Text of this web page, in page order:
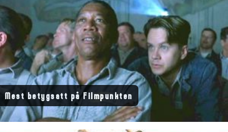
Mest betygsatt på Filmpunkten